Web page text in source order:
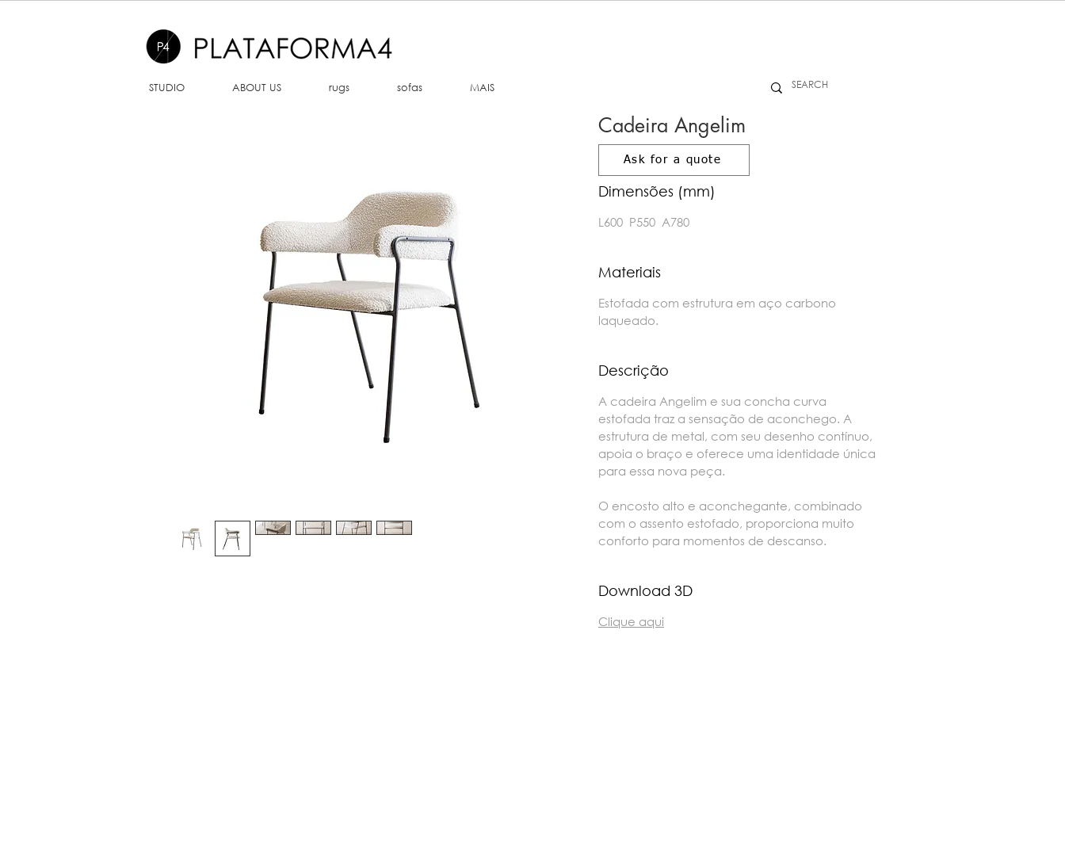
STUDIO ABOUT US rugs sofas MAIS
Cadeira Angelim
Dimensões (mm)
L600 P550 A780
Materiais
Estofada com estrutura em aço carbono
laqueado.
Descrição
A cadeira Angelim e sua concha curva
estofada traz a sensação de aconchego. A
estrutura de metal, com seu desenho contínuo,
apoia o braço e oferece uma identidade única
para essa nova peça.
O encosto alto e aconchegante, combinado
com o assento estofado, proporciona muito
conforto para momentos de descanso.
Download 3D
Clique aqui
Ask for a quote